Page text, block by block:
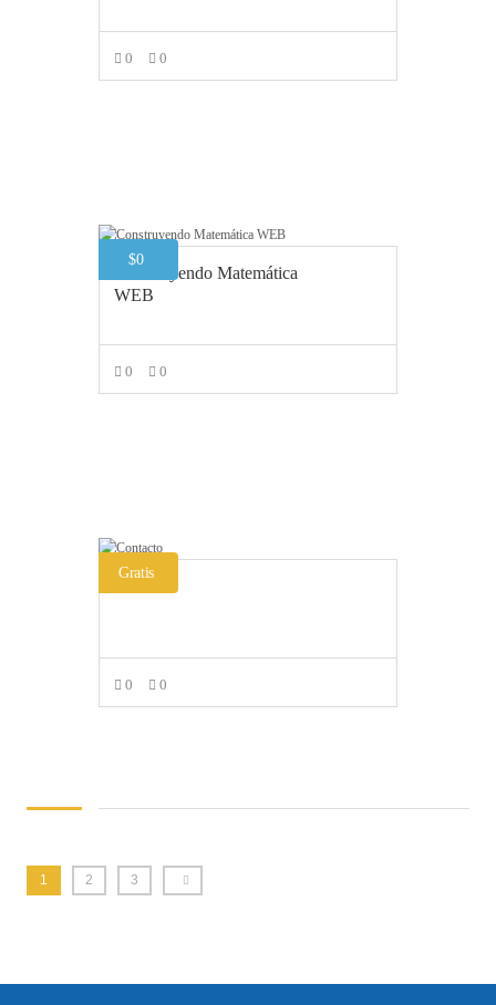
0 0
$0
Construyendo Matemática
WEB
0 0
Gratis
0 0
1 2 3